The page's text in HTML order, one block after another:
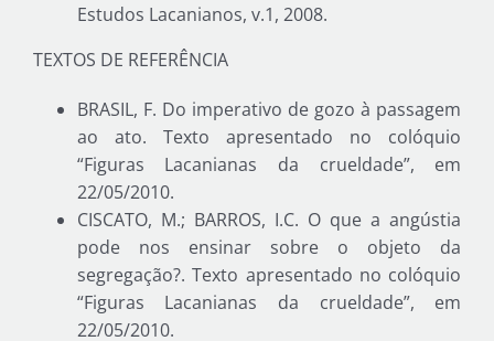
Estudos Lacanianos, v.1, 2008.
TEXTOS DE REFERÊNCIA
BRASIL, F. Do imperativo de gozo à passagem
ao ato. Texto apresentado no colóquio
“Figuras Lacanianas da crueldade”, em
22/05/2010.
CISCATO, M.; BARROS, I.C. O que a angústia
pode nos ensinar sobre o objeto da
segregação?. Texto apresentado no colóquio
“Figuras Lacanianas da crueldade”, em
22/05/2010.